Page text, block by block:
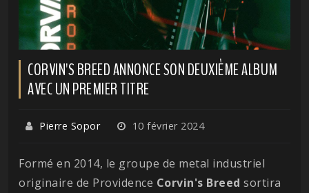
CORVIN'S BREED ANNONCE SON DEUXIÈME ALBUM
AVEC UN PREMIER TITRE
Pierre Sopor 10 février 2024
Formé en 2014, le groupe de metal industriel
originaire de Providence Corvin's Breed sortira